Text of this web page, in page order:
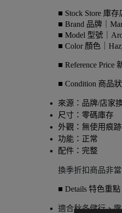
■ Stock Store 庫
■ Brand 品牌｜
■ Model 型號｜
■ Color 顏色｜
■ Reference Price
■ Condition 商品
來源：品牌/店家
尺寸：零碼庫存
外觀：無使用痕跡
功能：正常
配件：完整
換季折扣商品非
■ Details 特色重點
適合秋冬健行、